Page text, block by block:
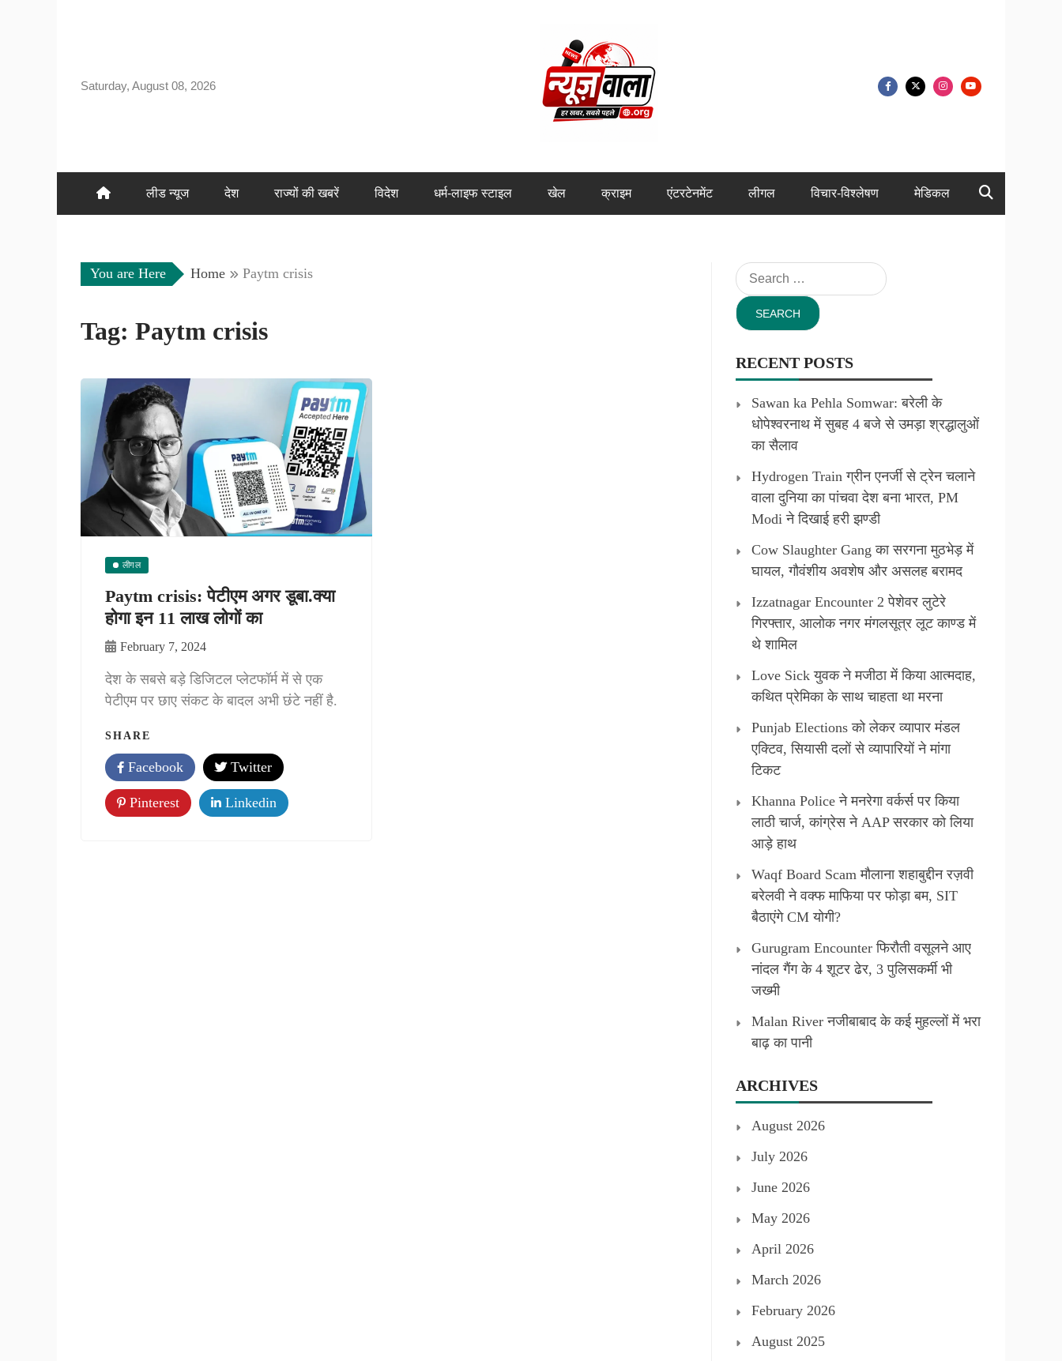
Saturday, August 08, 2026
लीड न्यूज देश राज्यों की खबरें विदेश धर्म-लाइफ स्टाइल खेल क्राइम एंटरटेनमेंट लीगल विचार-विश्लेषण मेडिकल
You are Here Home Paytm crisis
Tag: Paytm crisis
लीगल
Paytm crisis: पेटीएम अगर डूबा.क्या
होगा इन 11 लाख लोगों का
February 7, 2024
देश के सबसे बड़े डिजिटल प्लेटफॉर्म में से एक
पेटीएम पर छाए संकट के बादल अभी छंटे नहीं है.
SHARE
Facebook Twitter
Pinterest Linkedin
Search
for:
RECENT POSTS
Sawan ka Pehla Somwar: बरेली के
धोपेश्वरनाथ में सुबह 4 बजे से उमड़ा श्रद्धालुओं
का सैलाव
Hydrogen Train ग्रीन एनर्जी से ट्रेन चलाने
वाला दुनिया का पांचवा देश बना भारत, PM
Modi ने दिखाई हरी झण्डी
Cow Slaughter Gang का सरगना मुठभेड़ में
घायल, गौवंशीय अवशेष और असलह बरामद
Izzatnagar Encounter 2 पेशेवर लुटेरे
गिरफ्तार, आलोक नगर मंगलसूत्र लूट काण्‍ड में
थे शामिल
Love Sick युवक ने मजीठा में किया आत्मदाह,
कथित प्रेमिका के साथ चाहता था मरना
Punjab Elections को लेकर व्यापार मंडल
एक्टिव, सियासी दलों से व्यापारियों ने मांगा
टिकट
Khanna Police ने मनरेगा वर्कर्स पर किया
लाठी चार्ज, कांग्रेस ने AAP सरकार को लिया
आड़े हाथ
Waqf Board Scam मौलाना शहाबुद्दीन रज़वी
बरेलवी ने वक्फ माफिया पर फोड़ा बम, SIT
बैठाएंगे CM योगी?
Gurugram Encounter फिरौती वसूलने आए
नांदल गैंग के 4 शूटर ढेर, 3 पुलिसकर्मी भी
जख्मी
Malan River नजीबाबाद के कई मुहल्लों में भरा
बाढ़ का पानी
ARCHIVES
August 2026
July 2026
June 2026
May 2026
April 2026
March 2026
February 2026
August 2025